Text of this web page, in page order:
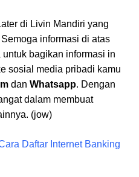
di Livin Mandiri yang
informasi di atas
bagikan informasi in
sosial media pribadi kamu
dan Whatsapp. Dengan
dalam membuat
(jow)
Daftar Internet Banking